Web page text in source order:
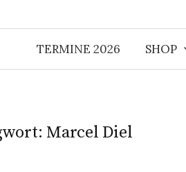
TERMINE 2026 SHOP
Marcel Diel